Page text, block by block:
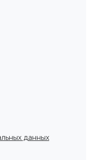
данных